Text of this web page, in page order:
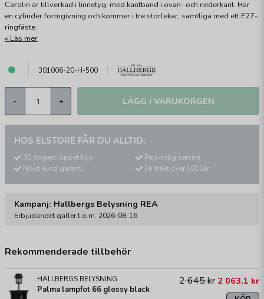
Carolin är tillverkad i linnetyg, med kantband i ovan- och nederkant. Har
en cylinder formgivning och kommer i tre storlekar, samtliga med ett E27-
ringfäste.
Läs mer
301006-20-H-500
- + LÄGG I VARUKORGEN
HOS ELSTORE FÅR DU ALLTID:
30 dagars öppet köp
Nöjd kund garanti
Personlig service
Fri frakt över 1000kr
Kampanj: Hallbergs Belysning REA
Erbjudandet gäller t.o.m. 2026-08-16
Rekommenderade tillbehör
HALLBERGS BELYSNING
Palma lampfot 66 glossy black
2 645 kr 2 063,1 kr